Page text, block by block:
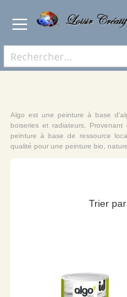
Algo est une peinture à base
boiseries et radiateurs.
peinture à base de ressource
qualité pour une peinture bio,
Trier par